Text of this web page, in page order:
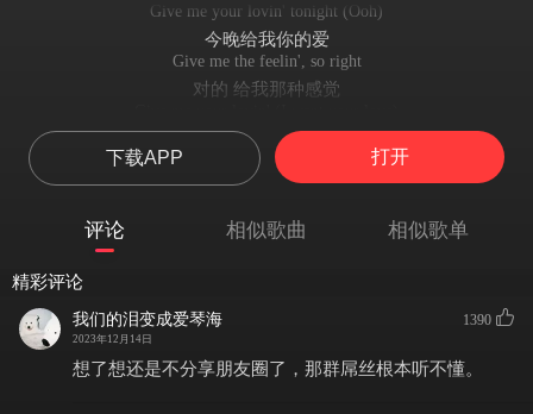
Give me your lovin' tonight (Ooh)
今晚给我你的爱
Give me the feelin', so right
对的 给我那种感觉
给我你的爱抚（我想要）
Give me your lovin' (Give me your love, babe)
给我你的关心（给我爱 宝贝）
我想要你就在这里 宝贝（哪都别去）
Give me your lovin'
Give me your lovin'
下载APP 打开
评论 相似歌曲 相似歌单
精彩评论
我们的泪变成爱琴海
2023年12月14日
1390
想了想还是不分享朋友圈了，那群屌丝根本听不懂。